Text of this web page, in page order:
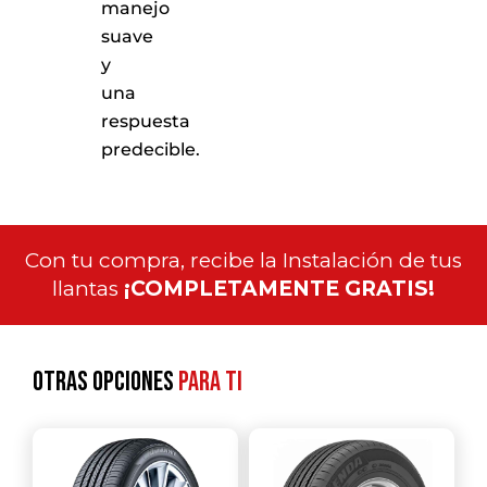
manejo
suave
y
una
respuesta
predecible.
Con tu compra, recibe la Instalación de tus
llantas ¡COMPLETAMENTE GRATIS!
Otras opcionespara ti